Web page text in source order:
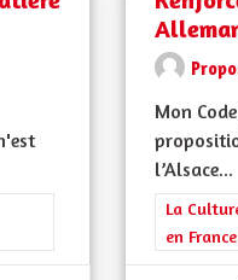
énergétiques, écologiques,
Mon
l’Alsace...
Filtrer
La
en